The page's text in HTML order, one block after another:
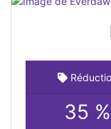
35 %